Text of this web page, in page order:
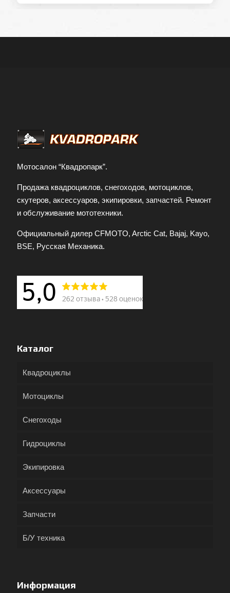
Мотосалон “Квадропарк”.
Продажа квадроциклов, снегоходов, мотоциклов,
скутеров, аксессуаров, экипировки, запчастей. Ремонт
и обслуживание мототехники.
Официальный дилер CFMOTO, Arctic Cat, Bajaj, Kayo,
BSE, Русская Механика.
Каталог
Квадроциклы
Мотоциклы
Снегоходы
Гидроциклы
Экипировка
Аксессуары
Запчасти
Б/У техника
Информация